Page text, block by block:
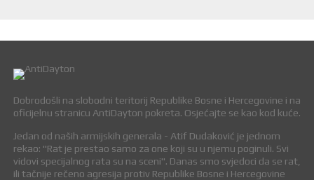
Dobrodošli na slobodni teritorij Republike Bosne i Hercegovine i na
oficijelnu stranicu AntiDayton pokreta. Osjećajte se kao kod kuće.
Jedan od naših armijskih generala - Atif Dudaković je jednom
rekao: "Rat je prestao samo za one koji su u njemu poginuli. Svi
vidovi specijalnog rata su na sceni". Danas smo svjedoci da se rat,
ili tačnije rečeno agresija protiv Republike Bosne i Hercegovine